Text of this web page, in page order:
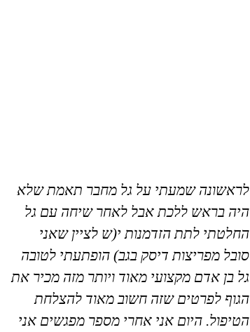
לראשונה שמעתי על גל מחבר תאמת שלא
היה בראש ללכת אבל לאחר שיחה עם גל
החלטתי לתת הזדמנות י(ש לציין שאני
סובל מפריצות דיסק בגב) הופתעתי לטובה
גל בן אדם מקצועי מאוד ויותר מזה מכיר את
הגוף לפרטים שזה חשוב מאוד להצלחת
הטיפול. היום אני אחרי מספר מפגשים אני